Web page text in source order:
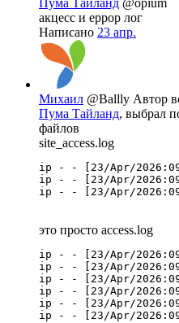
Пума Тайланд @opium
акцесс и еррор лог
Написано 23 апр.
Михаил @Ballly Автор
Пума Тайланд, выбрал
файлов
site_access.log
ip - - [23/Apr/
ip - - [23/Apr/
ip - - [23/Apr/
это просто access.log
ip - - [23/Apr/
ip - - [23/Apr/
ip - - [23/Apr/
ip - - [23/Apr/
ip - - [23/Apr/
ip - - [23/Apr/